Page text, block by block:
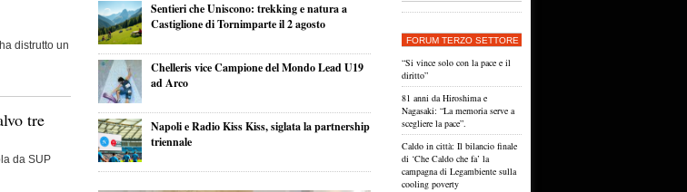
distrutto un
tre
da SUP
Sentieri che Uniscono: trekking e natura a
Castiglione di Tornimparte il 2 agosto
Chelleris vice Campione del Mondo Lead U19
ad Arco
Napoli e Radio Kiss Kiss, siglata la partnership
triennale
FORUM TERZO SETTORE
“Si vince solo con la pace e il
diritto”
81 anni da Hiroshima e
Nagasaki: “La memoria serve a
scegliere la pace”.
Caldo in città: Il bilancio finale
di ‘Che Caldo che fa’ la
campagna di Legambiente sulla
cooling poverty